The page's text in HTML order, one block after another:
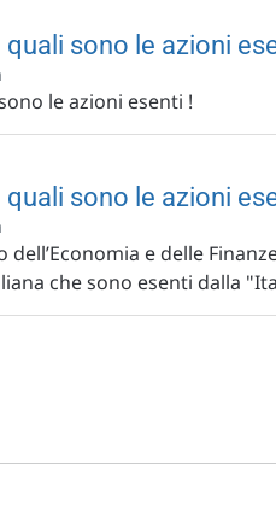
sono le azioni
le azioni esenti !
sono le azioni
e delle
che sono esenti dalla